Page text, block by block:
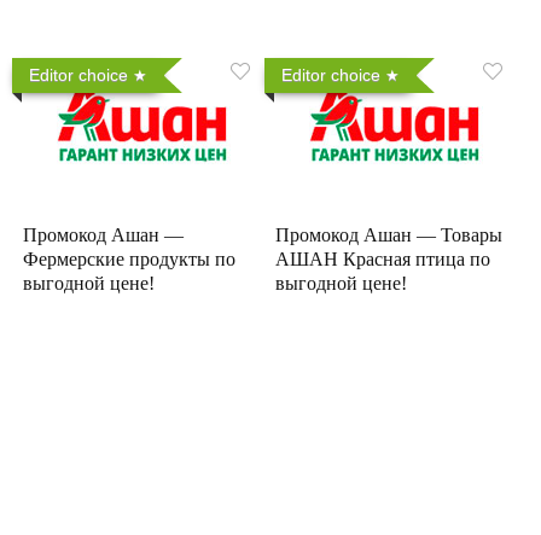
Editor choice
Промокод Ашан —
Фермерские продукты по
выгодной цене!
Editor choice
Промокод Ашан — Товары
АШАН Красная птица по
выгодной цене!